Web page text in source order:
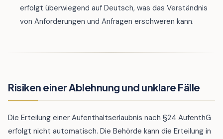
erfolgt überwiegend auf Deutsch, was das Verständnis
von Anforderungen und Anfragen erschweren kann.
Risiken einer Ablehnung und unklare Fälle
Die Erteilung einer Aufenthaltserlaubnis nach §24 AufenthG
erfolgt nicht automatisch. Die Behörde kann die Erteilung in